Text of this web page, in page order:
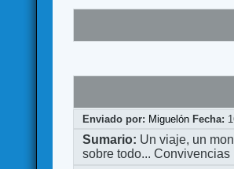
Enviado por: Miguelón Fecha:
Sumario: Un viaje, un
sobre todo...